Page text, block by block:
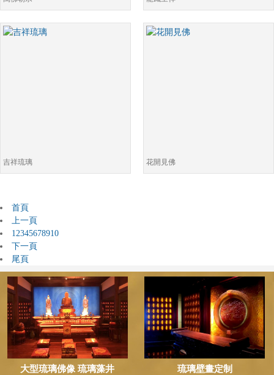
吉祥琉璃 花開見佛
首頁
上一頁
12345678910
下一頁
尾頁
大型琉璃佛像 琉璃藻井 琉璃壁畫定制